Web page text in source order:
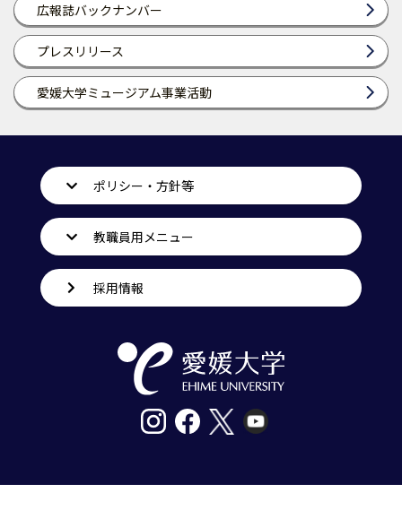
広報誌バックナンバー
プレスリリース
愛媛大学ミュージアム事業活動
ポリシー・方針等
教職員用メニュー
採用情報